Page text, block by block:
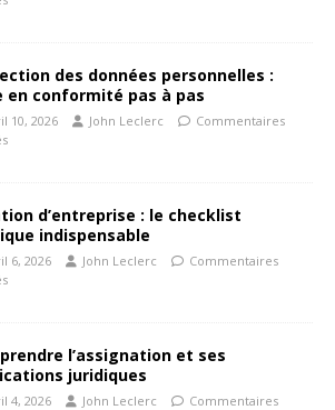
des données personnelles :
en conformité pas à pas
10, 2026 John Leclerc
Commentaires
d’entreprise : le checklist
indispensable
6, 2026 John Leclerc
Commentaires
l’assignation et ses
juridiques
4, 2026 John Leclerc
Commentaires